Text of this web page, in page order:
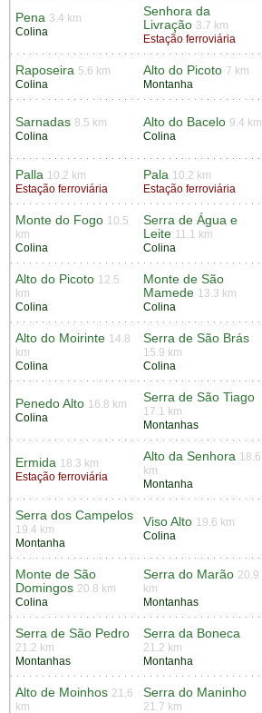
Pena 3.4 km
Colina
Senhora da
Livração 3.7 km
Estação ferroviária
Raposeira 5.6 km
Colina
Alto do Picoto 7 km
Montanha
Sarnadas 8.5 km
Colina
Alto do Bacelo 9.4 km
Colina
Palla 10.2 km
Estação ferroviária
Pala 10.2 km
Estação ferroviária
Monte do Fogo 10.5
km
Colina
Serra de Água e
Leite 11.1 km
Colina
Alto do Picoto 12.5
km
Colina
Monte de São
Mamede 13.3 km
Colina
Alto do Moirinte 14.8
km
Colina
Serra de São Brás
15.9 km
Colina
Penedo Alto 16.8 km
Colina
Serra de São Tiago
17.1 km
Montanhas
Ermida 18.3 km
Estação ferroviária
Alto da Senhora 18.6
km
Montanha
Serra dos Campelos
19.4 km
Montanha
Viso Alto 19.6 km
Colina
Monte de São
Domingos 20.8 km
Colina
Serra do Marão 20.9
km
Montanhas
Serra de São Pedro
21.2 km
Montanhas
Serra da Boneca
21.2 km
Montanha
Alto de Moinhos 21.6
km
Serra do Maninho
21.7 km